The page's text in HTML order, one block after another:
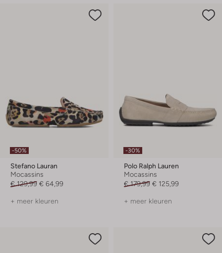
-50%
Stefano Lauran
Mocassins
€ 129,99 € 64,99
+ meer kleuren
-30%
Polo Ralph Lauren
Mocassins
€ 179,99 € 125,99
+ meer kleuren